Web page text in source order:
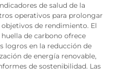
de salud de la
operativos para prolongar
de rendimiento. El
de carbono ofrece
logros en la reducción de
de energía renovable,
de sostenibilidad. Las